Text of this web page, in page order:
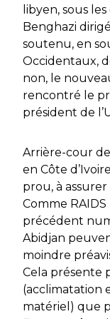
libyen, sous
Benghazi
soutenu, en
Occidentaux,
non, le
rencontré le
président de
Arrière-cour de
en Côte
prou, à
Comme RAIDS
précédent
Abidjan
moindre
Cela présente
(acclimatation
matériel) que